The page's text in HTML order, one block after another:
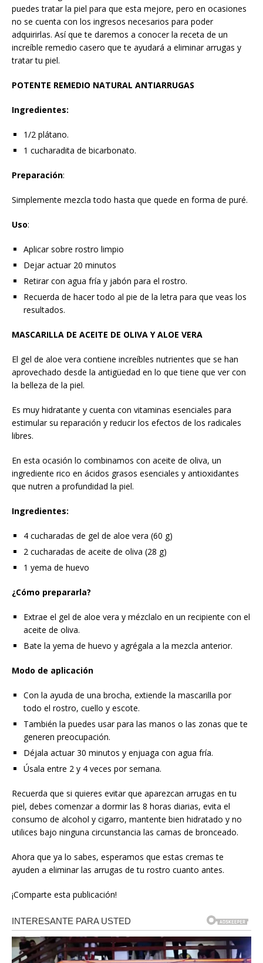
puedes tratar la piel para que esta mejore, pero en ocasiones
no se cuenta con los ingresos necesarios para poder
adquirirlas. Así que te daremos a conocer la receta de un
increíble remedio casero que te ayudará a eliminar arrugas y
tratar tu piel.
POTENTE REMEDIO NATURAL ANTIARRUGAS
Ingredientes:
1/2 plátano.
1 cucharadita de bicarbonato.
Preparación:
Simplemente mezcla todo hasta que quede en forma de puré.
Uso:
Aplicar sobre rostro limpio
Dejar actuar 20 minutos
Retirar con agua fría y jabón para el rostro.
Recuerda de hacer todo al pie de la letra para que veas los
resultados.
MASCARILLA DE ACEITE DE OLIVA Y ALOE VERA
El gel de aloe vera contiene increíbles nutrientes que se han
aprovechado desde la antigüedad en lo que tiene que ver con
la belleza de la piel.
Es muy hidratante y cuenta con vitaminas esenciales para
estimular su reparación y reducir los efectos de los radicales
libres.
En esta ocasión lo combinamos con aceite de oliva, un
ingrediente rico en ácidos grasos esenciales y antioxidantes
que nutren a profundidad la piel.
Ingredientes:
4 cucharadas de gel de aloe vera (60 g)
2 cucharadas de aceite de oliva (28 g)
1 yema de huevo
¿Cómo prepararla?
Extrae el gel de aloe vera y mézclalo en un recipiente con el
aceite de oliva.
Bate la yema de huevo y agrégala a la mezcla anterior.
Modo de aplicación
Con la ayuda de una brocha, extiende la mascarilla por
todo el rostro, cuello y escote.
También la puedes usar para las manos o las zonas que te
generen preocupación.
Déjala actuar 30 minutos y enjuaga con agua fría.
Úsala entre 2 y 4 veces por semana.
Recuerda que si quieres evitar que aparezcan arrugas en tu
piel, debes comenzar a dormir las 8 horas diarias, evita el
consumo de alcohol y cigarro, mantente bien hidratado y no
utilices bajo ninguna circunstancia las camas de bronceado.
Ahora que ya lo sabes, esperamos que estas cremas te
ayuden a eliminar las arrugas de tu rostro cuanto antes.
¡Comparte esta publicación!